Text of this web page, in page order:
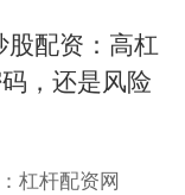
配资：高杠
，还是风险
杠杆配资网